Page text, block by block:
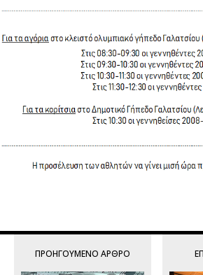
ΠΡΟΗΓΟΎΜΕΝΟ ΆΡΘΡΟ